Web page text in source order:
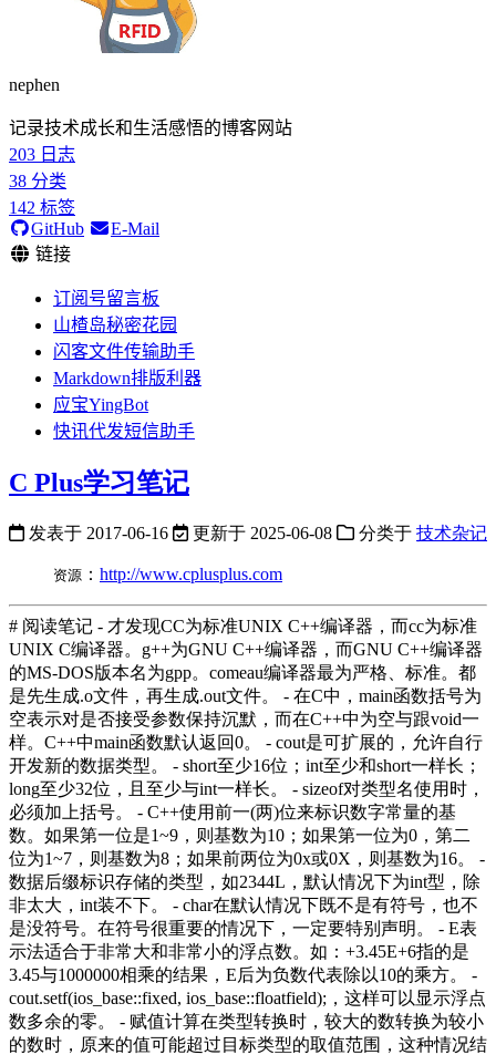
nephen
记录技术成长和生活感悟的博客网站
203 日志
38 分类
142 标签
GitHub
E-Mail
链接
订阅号留言板
山楂岛秘密花园
闪客文件传输助手
Markdown排版利器
应宝YingBot
快讯代发短信助手
C Plus学习笔记
发表于 2017-06-16 更新于 2025-06-08 分类于 技术杂记
资源 ： http://www.cplusplus.com
# 阅读笔记 - 才发现CC为标准UNIX C++编译器，而cc为标准
UNIX C编译器。g++为GNU C++编译器，而GNU C++编译器
的MS-DOS版本名为gpp。comeau编译器最为严格、标准。都
是先生成.o文件，再生成.out文件。 - 在C中，main函数括号为
空表示对是否接受参数保持沉默，而在C++中为空与跟void一
样。C++中main函数默认返回0。 - cout是可扩展的，允许自行
开发新的数据类型。 - short至少16位；int至少和short一样长；
long至少32位，且至少与int一样长。 - sizeof对类型名使用时，
必须加上括号。 - C++使用前一(两)位来标识数字常量的基
数。如果第一位是1~9，则基数为10；如果第一位为0，第二
位为1~7，则基数为8；如果前两位为0x或0X，则基数为16。 -
数据后缀标识存储的类型，如2344L，默认情况下为int型，除
非太大，int装不下。 - char在默认情况下既不是有符号，也不
是没符号。在符号很重要的情况下，一定要特别声明。 - E表
示法适合于非常大和非常小的浮点数。如：+3.45E+6指的是
3.45与1000000相乘的结果，E后为负数代表除以10的乘方。 -
cout.setf(ios_base::fixed, ios_base::floatfield);，这样可以显示浮点
数多余的零。 - 赋值计算在类型转换时，较大的数转换为较小
的数时，原来的值可能超过目标类型的取值范围，这种情况结